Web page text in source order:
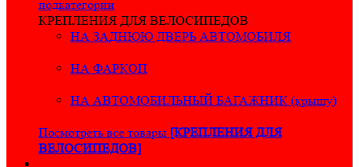
подкатегории
КРЕПЛЕНИЯ ДЛЯ ВЕЛОСИПЕДОВ
НА ЗАДНЮЮ ДВЕРЬ АВТОМОБИЛЯ
НА ФАРКОП
НА АВТОМОБИЛЬНЫЙ БАГАЖНИК (крышу)
Посмотреть все товары [КРЕПЛЕНИЯ ДЛЯ
ВЕЛОСИПЕДОВ]